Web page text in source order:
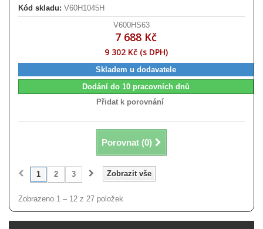
Kód skladu: V60H1045H
V600HS63
7 688 Kč
9 302 Kč (s DPH)
Skladem u dodavatele
Dodání do 10 pracovních dnů
Přidat k porovnání
Porovnat (0)
Zobrazit vše
1 2 3
Zobrazeno 1 – 12 z 27 položek